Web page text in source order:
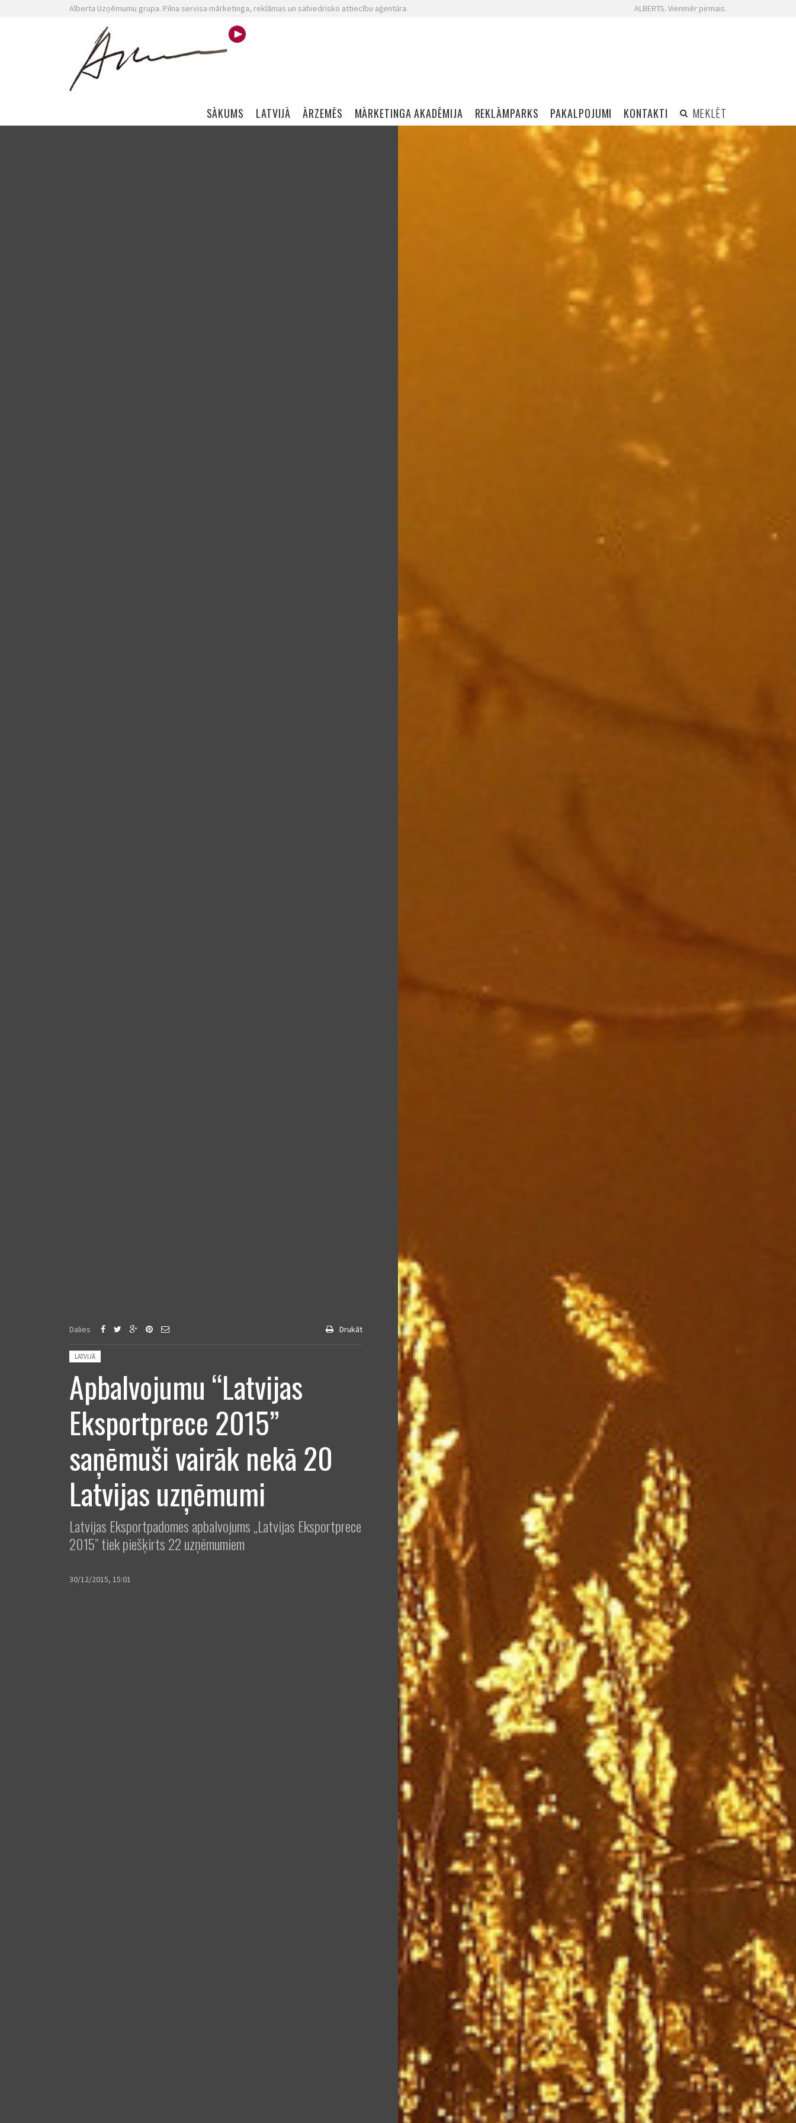
Alberta Uzņēmumu grupa. Pilna servisa mārketinga, reklāmas un sabiedrisko attiecību aģentūra. ALBERTS. Vienmēr pirmais.
Skip navigation
SĀKUMS LATVIJĀ ĀRZEMĒS MĀRKETINGA AKADĒMIJA REKLĀMPARKS PAKALPOJUMI KONTAKTI MEKLĒT
Dalies Drukāt
Posted in:
LATVIJĀ
Apbalvojumu “Latvijas
Eksportprece 2015”
saņēmuši vairāk nekā 20
Latvijas uzņēmumi
Latvijas Eksportpadomes apbalvojums „Latvijas Eksportprece
2015” tiek piešķirts 22 uzņēmumiem
30/12/2015, 15:01